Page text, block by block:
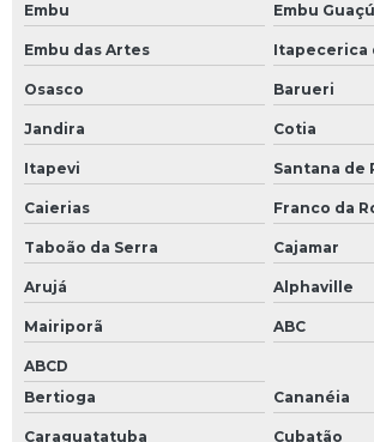
Embu Embu Guaçú
Embu das Artes Itapecerica
Osasco Barueri
Jandira Cotia
Itapevi Santana de
Caierias Franco da
Taboão da Serra Cajamar
Arujá Alphaville
Mairiporã ABC
ABCD
Bertioga
Cananéia
Caraguatatuba Cubatão